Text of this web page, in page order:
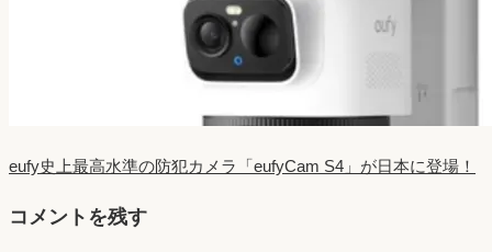
eufy史上最高水準の防犯カメラ「eufyCam S4」が日本に登場！
コメントを残す